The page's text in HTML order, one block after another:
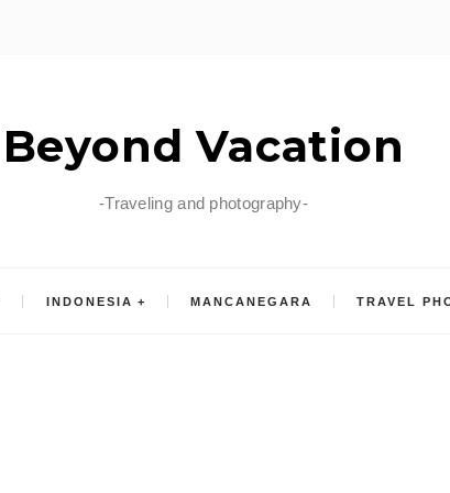
Beyond Vacation
-Traveling and photography-
INDONESIA MANCANEGARA TRAVEL